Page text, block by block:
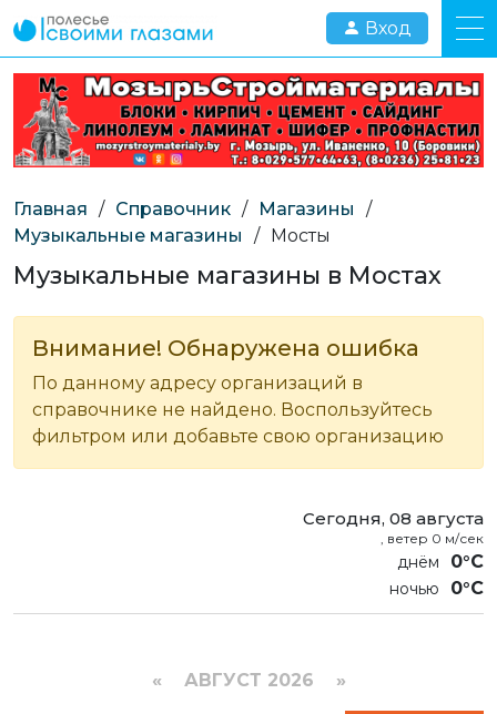
Вход
Главная / Справочник / Магазины
/
Музыкальные магазины
/ Мосты
Музыкальные магазины в Мостах
Внимание! Обнаружена ошибка
По данному адресу организаций в
справочнике не найдено. Воспользуйтесь
фильтром или добавьте свою организацию
Сегодня, 08 августа
, ветер 0 м/сек
0°C
0°C
« АВГУСТ 2026 »